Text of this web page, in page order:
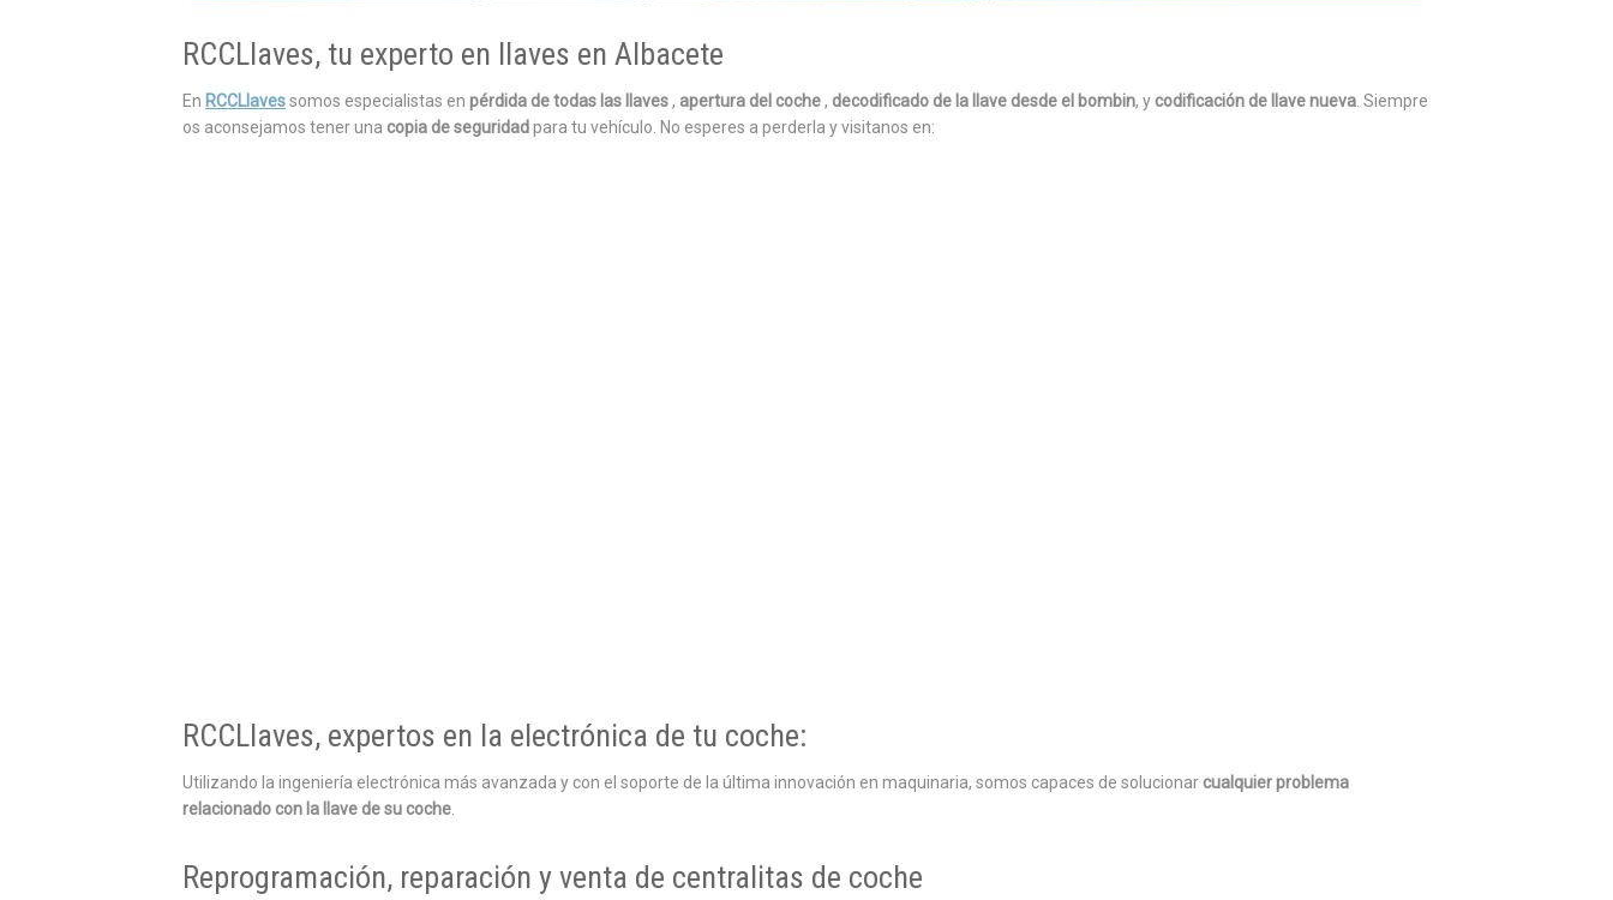
RCCLlaves, tu experto en llaves en Albacete
En RCCLlavessomos especialistas en pérdida de todas las llaves, apertura del coche, decodificado de la llave desde el bombin, y codificación de llave nueva . Siempre
os aconsejamos tener una copia de seguridadpara tu vehículo. No esperes a perderla y visitanos en:
RCCLlaves, expertos en la electrónica de tu coche:
Utilizando la ingeniería electrónica más avanzada y con el soporte de la última innovación en maquinaria, somos capaces de solucionar cualquier problema
relacionado con la llave de su coche
Reprogramación, reparación y venta de centralitas de coche